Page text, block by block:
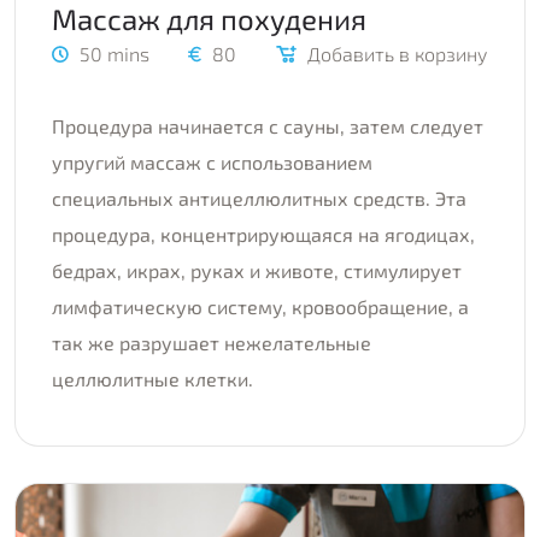
Массаж для похудения
50 mins 80 Добавить в корзину
Процедура начинается с сауны, затем следует
упругий массаж с использованием
специальных антицеллюлитных средств. Эта
процедура, концентрирующаяся на ягодицах,
бедрах, икрах, руках и животе, стимулирует
лимфатическую систему, кровообращение, а
так же разрушает нежелательные
целлюлитные клетки.